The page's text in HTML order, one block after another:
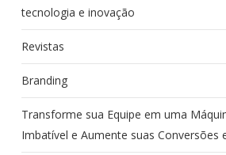
tecnologia e inovação
Revistas
Branding
Transforme sua Equipe em uma
Imbatível e Aumente suas Conversões